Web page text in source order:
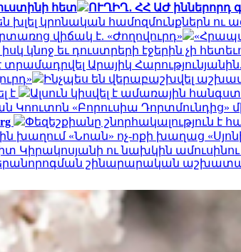
հետ
ՈՒՂԻՂ․ ՀՀ ԱԺ իններորդ
խլել կրոնական համոզմունքներն
վիճակ է. «Ժողովուրդ»
իսկ կնոջ եւ դուստրերի էջերին չի
Արայիկ Հարությունյանին.
Ինչպես են վերաբաշխվել
է
Ալսուն կիսվել է ամառային
Կոուտոն «Բորուսիա Դորտմունդից»
Փեզեշքիանը շնորհակալություն է
խաղում «Նոան» ոչ-ոքի խաղաց
Կիրակոսյանի ու նախկին
շինարարական